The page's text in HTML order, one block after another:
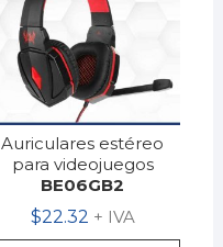
Auriculares estéreo
para videojuegos
BE06GB2
$22.32 + IVA